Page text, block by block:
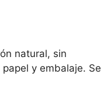
natural, sin
y embalaje. Se